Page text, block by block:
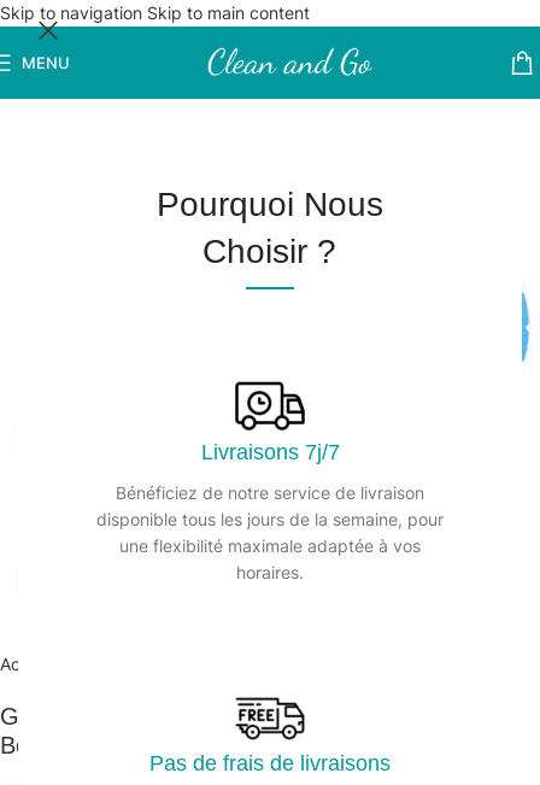
Pourquoi Nous
Choisir ?
Livraisons 7j/7
Bénéficiez de notre service de livraison
disponible tous les jours de la semaine, pour
une flexibilité maximale adaptée à vos
horaires.
Pas de frais de livraisons
Skip to navigation Skip to main content
MENU
Accueil
Grille Désodorisante pour Urinoir URIWAVE –
Boite de 10